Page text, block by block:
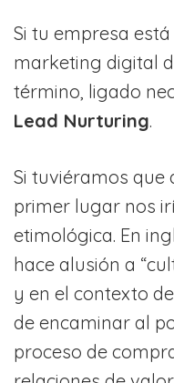
Si tu empresa
marketing digital
término, ligado
Lead Nurturing.
Si tuviéramos que
primer lugar nos
etimológica. En
hace alusión a
y en el contexto
de encaminar al
proceso de